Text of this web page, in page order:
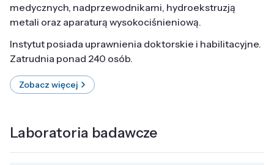
medycznych, nadprzewodnikami, hydroekstruzją
metali oraz aparaturą wysokociśnieniową.
Instytut posiada uprawnienia doktorskie i habilitacyjne.
Zatrudnia ponad 240 osób.
Zobacz więcej
Laboratoria badawcze